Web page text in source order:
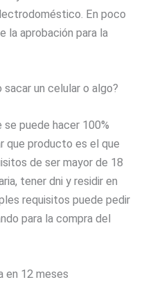
En poco
la aprobación para la
un celular o algo?
se puede hacer 100%
que producto es el que
de ser mayor de 18
tener dni y residir en
requisitos puede pedir
para la compra del
en 12 meses